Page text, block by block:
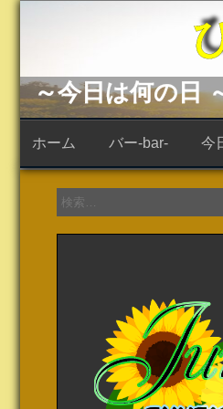
コ
へ
ス
キ
～今日は何の日
ホーム バー-bar- 今
検
索: